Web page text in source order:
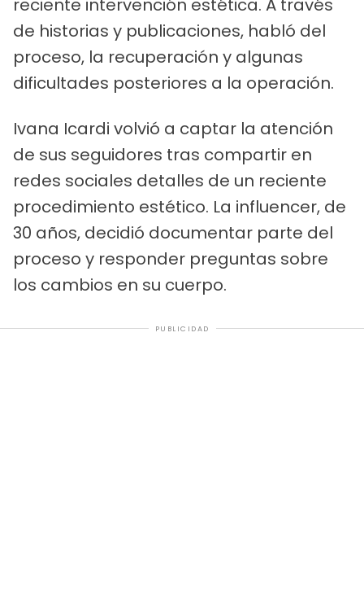
reciente intervención estética. A través
de historias y publicaciones, habló del
proceso, la recuperación y algunas
dificultades posteriores a la operación.
Ivana Icardi volvió a captar la atención
de sus seguidores tras compartir en
redes sociales detalles de un reciente
procedimiento estético. La influencer, de
30 años, decidió documentar parte del
proceso y responder preguntas sobre
los cambios en su cuerpo.
PUBLICIDAD